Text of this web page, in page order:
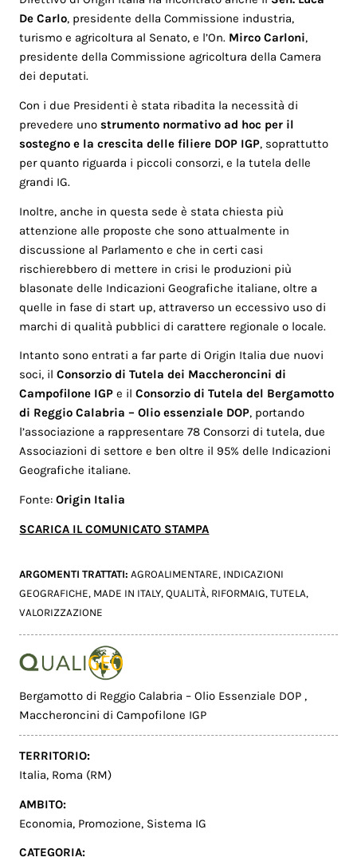
De Carlo, presidente della Commissione industria,
turismo e agricoltura al Senato, e l’On. Mirco Carloni,
presidente della Commissione agricoltura della Camera
dei deputati.
Con i due Presidenti è stata ribadita la necessità di
prevedere unostrumento normativo ad hoc per il
sostegno e la crescita delle filiere DOP IGP, soprattutto
per quanto riguarda i piccoli consorzi, e la tutela delle
grandi IG.
Inoltre, anche in questa sede è stata chiesta più
attenzione alle proposte che sono attualmente in
discussione al Parlamento e che in certi casi
rischierebbero di mettere in crisi le produzioni più
blasonate delle Indicazioni Geografiche italiane, oltre a
quelle in fase di start up, attraverso un eccessivo uso di
marchi di qualità pubblici di carattere regionale o locale.
Intanto sono entrati a far parte di Origin Italia due nuovi
soci, ilConsorzio di Tutela dei Maccheroncini di
Campofilone IGP e ilConsorzio di Tutela del Bergamotto
di Reggio Calabria – Olio essenziale DOP, portando
l’associazione a rappresentare 78 Consorzi di tutela, due
Associazioni di settore e ben oltre il 95% delle Indicazioni
Geografiche italiane.
Fonte:Origin Italia
SCARICA IL COMUNICATO STAMPA
ARGOMENTI TRATTATI:AGROALIMENTARE, INDICAZIONI
GEOGRAFICHE, MADE IN ITALY,QUALITÀ, RIFORMAIG,TUTELA,
VALORIZZAZIONE
Bergamotto di Reggio Calabria – Olio Essenziale DOP,
Maccheroncini di Campofilone IGP
TERRITORIO:
Italia, Roma (RM)
AMBITO:
Economia, Promozione, Sistema IG
CATEGORIA: